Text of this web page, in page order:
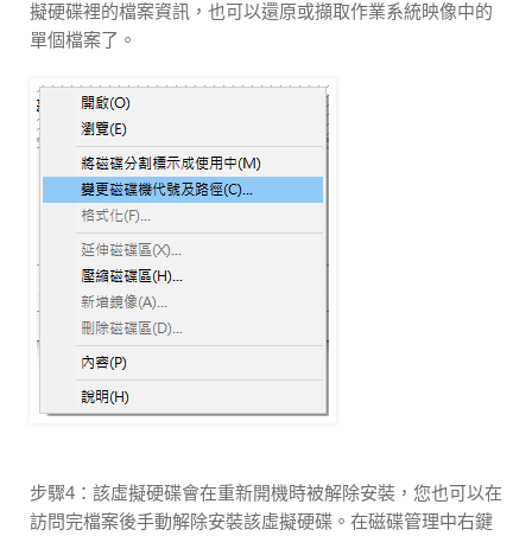
擬硬碟裡的檔案資訊，也可以還原或擷取作業系統映像中的
單個檔案了。
步驟4：該虛擬硬碟會在重新開機時被解除安裝，您也可以在
訪問完檔案後手動解除安裝該虛擬硬碟。在磁碟管理中右鍵